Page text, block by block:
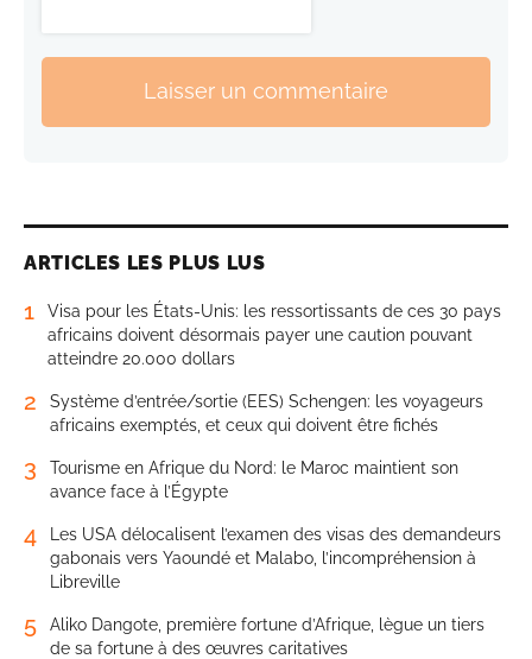
Laisser un commentaire
ARTICLES LES PLUS LUS
1
Visa pour les États-Unis: les ressortissants de ces 30 pays
africains doivent désormais payer une caution pouvant
atteindre 20.000 dollars
2
Système d’entrée/sortie (EES) Schengen: les voyageurs
africains exemptés, et ceux qui doivent être fichés
3
Tourisme en Afrique du Nord: le Maroc maintient son
avance face à l’Égypte
4
Les USA délocalisent l’examen des visas des demandeurs
gabonais vers Yaoundé et Malabo, l’incompréhension à
Libreville
5
Aliko Dangote, première fortune d’Afrique, lègue un tiers
de sa fortune à des œuvres caritatives